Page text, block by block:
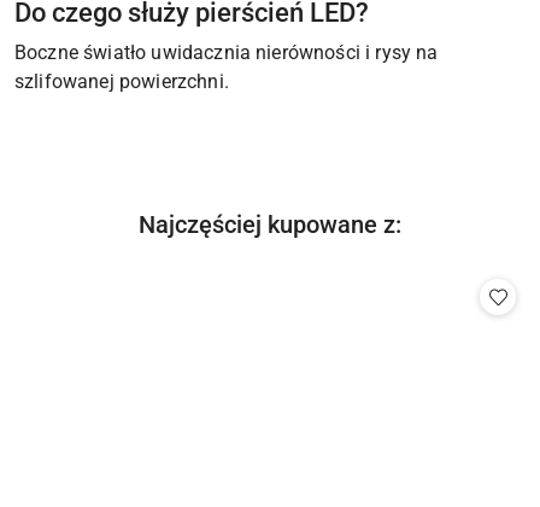
Do czego służy pierścień LED?
Boczne światło uwidacznia nierówności i rysy na
szlifowanej powierzchni.
Pomiń karuzelę produktów
Produkty
Najczęściej kupowane z: